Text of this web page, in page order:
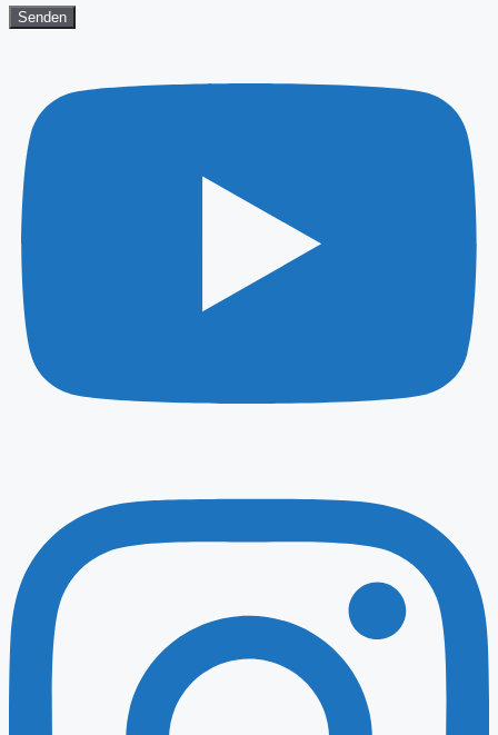
Senden